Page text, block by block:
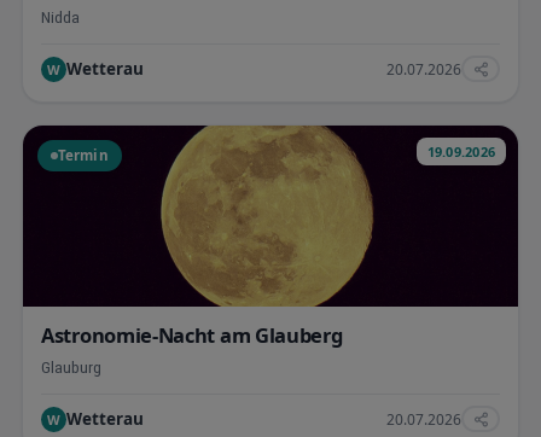
Nidda
W Wetterau 20.07.2026
Termin 19.09.2026
Astronomie-Nacht am Glauberg
Glauburg
W Wetterau 20.07.2026